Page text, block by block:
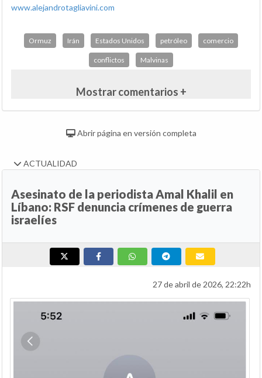
www.alejandrotagliavini.com
Ormuz Irán Estados Unidos petróleo comercio
conflictos Malvinas
Mostrar comentarios +
Abrir página en versión completa
ACTUALIDAD
Asesinato de la periodista Amal Khalil en
Líbano: RSF denuncia crímenes de guerra
israelíes
27 de abril de 2026, 22:22h